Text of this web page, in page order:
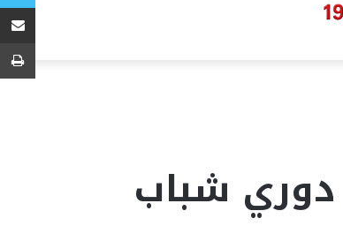
دوري شباب